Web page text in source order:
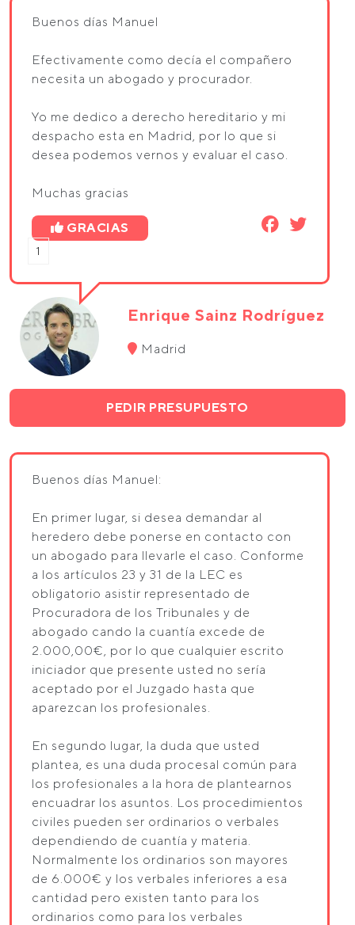
Buenos días Manuel
Efectivamente como decía el compañero
necesita un abogado y procurador.
Yo me dedico a derecho hereditario y mi
despacho esta en Madrid, por lo que si
desea podemos vernos y evaluar el caso.
Muchas gracias
GRACIAS
1
Enrique Sainz Rodríguez
Madrid
PEDIR PRESUPUESTO
Buenos días Manuel:
En primer lugar, si desea demandar al
heredero debe ponerse en contacto con
un abogado para llevarle el caso. Conforme
a los artículos 23 y 31 de la LEC es
obligatorio asistir representado de
Procuradora de los Tribunales y de
abogado cando la cuantía excede de
2.000,00€, por lo que cualquier escrito
iniciador que presente usted no sería
aceptado por el Juzgado hasta que
aparezcan los profesionales.
En segundo lugar, la duda que usted
plantea, es una duda procesal común para
los profesionales a la hora de plantearnos
encuadrar los asuntos. Los procedimientos
civiles pueden ser ordinarios o verbales
dependiendo de cuantía y materia.
Normalmente los ordinarios son mayores
de 6.000€ y los verbales inferiores a esa
cantidad pero existen tanto para los
ordinarios como para los verbales